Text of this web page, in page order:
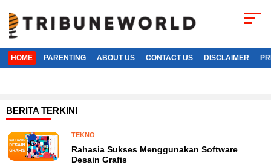
HOME PARENTING ABOUT US CONTACT US DISCLAIMER
BERITA TERKINI
TEKNO
Rahasia Sukses Menggunakan Software
Desain Grafis